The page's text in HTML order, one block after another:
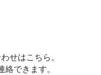
せはこちら。
できます。